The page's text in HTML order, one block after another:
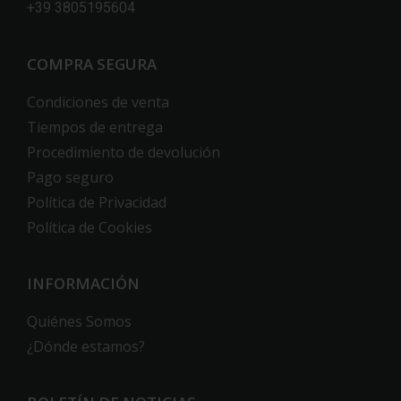
+39 3805195604
COMPRA SEGURA
Condiciones de venta
Tiempos de entrega
Procedimiento de devolución
Pago seguro
Política de Privacidad
Política de Cookies
INFORMACIÓN
Quiénes Somos
¿Dónde estamos?